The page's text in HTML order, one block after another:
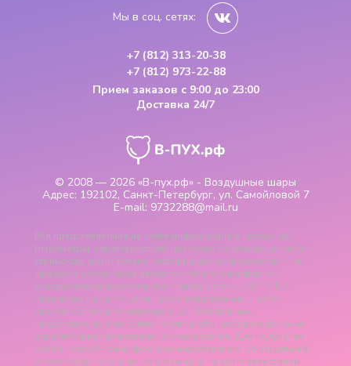
© 2008 — 2026 «В-пух.рф» - Воздушные шары
Адрес: 192102, Санкт-Петербург, ул. Самойловой 7
E-mail: 9732288@mail.ru
Мы в соц. сетях:
+7 (812) 313-20-38
+7 (812) 973-22-88
Прием заказов с 9:00 до 23:00
Доставка 24/7
Вся представленная на сайте информация о продукции
(параметры, характеристики, цветовые сочетания, а также
стоимость), носит только информационный характер и ни
при каких условиях не является публичной офертой,
определяемой положениями пункта 2 статьи 437 ГК РФ.
Указанные на сайте цены - рекомендованные и могут
отличаться от действительных цен. Все данные,
представленные на сайте, носят сугубо информационный
характер и не являются исчерпывающими. Для получения
более подробной информации необходимо обращаться к
операторам компании по указанным на сайте телефонам.